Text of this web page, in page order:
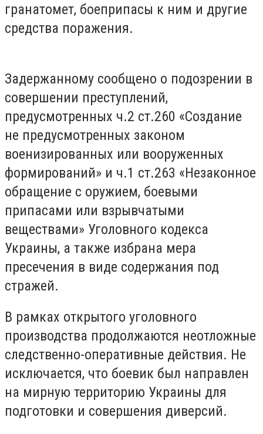
гранатомет, боеприпасы к ним и другие
средства поражения.
Задержанному сообщено о подозрении в
совершении преступлений,
предусмотренных ч.2 ст.260 «Создание
не предусмотренных законом
военизированных или вооруженных
формирований» и ч.1 ст.263 «Незаконное
обращение с оружием, боевыми
припасами или взрывчатыми
веществами» Уголовного кодекса
Украины, а также избрана мера
пресечения в виде содержания под
стражей.
В рамках открытого уголовного
производства продолжаются неотложные
следственно-оперативные действия. Не
исключается, что боевик был направлен
на мирную территорию Украины для
подготовки и совершения диверсий.